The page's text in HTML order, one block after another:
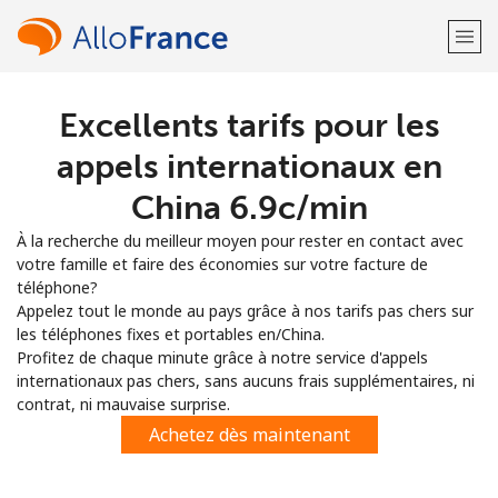
Bienvenue!
Vous avez déjà un compte?
S'enregistrer avec
ou
Excellents tarifs pour les
appels internationaux en
China ⁦6.9c⁩/min
À la recherche du meilleur moyen pour rester en contact avec
votre famille et faire des économies sur votre facture de
téléphone?
Appelez tout le monde au pays grâce à nos tarifs pas chers sur
les téléphones fixes et portables en/China.
Profitez de chaque minute grâce à notre service d'appels
internationaux pas chers, sans aucuns frais supplémentaires, ni
contrat, ni mauvaise surprise.
Achetez dès maintenant